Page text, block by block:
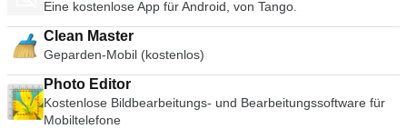
Eine kostenlose App für Android, von Tango.
Clean Master
Geparden-Mobil (kostenlos)
Photo Editor
Kostenlose Bildbearbeitungs- und Bearbeitungssoftware für
Mobiltelefone